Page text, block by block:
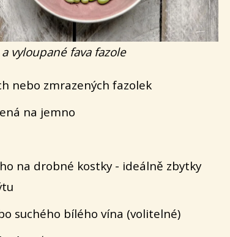
vyloupané fava fazole
nebo zmrazených fazolek
na jemno
na drobné kostky - ideálně zbytky
suchého bílého vína (volitelné)